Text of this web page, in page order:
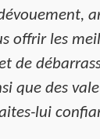
offrir les
de
des
lui